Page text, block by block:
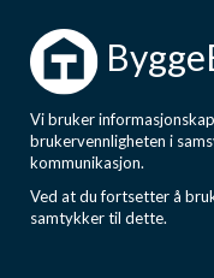
Vi bruker
brukervennligheten i
kommunikasjon.
Ved at du fortsetter å
samtykker til dette.